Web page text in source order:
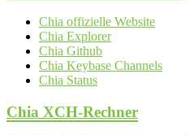
Chia offizielle Website
Chia Explorer
Chia Github
Chia Keybase Channels
Chia Status
Chia XCH-Rechner